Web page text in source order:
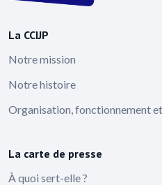
La CCIJP
Notre mission
Notre histoire
Organisation, fonctionnement
La carte de presse
À quoi sert-elle ?